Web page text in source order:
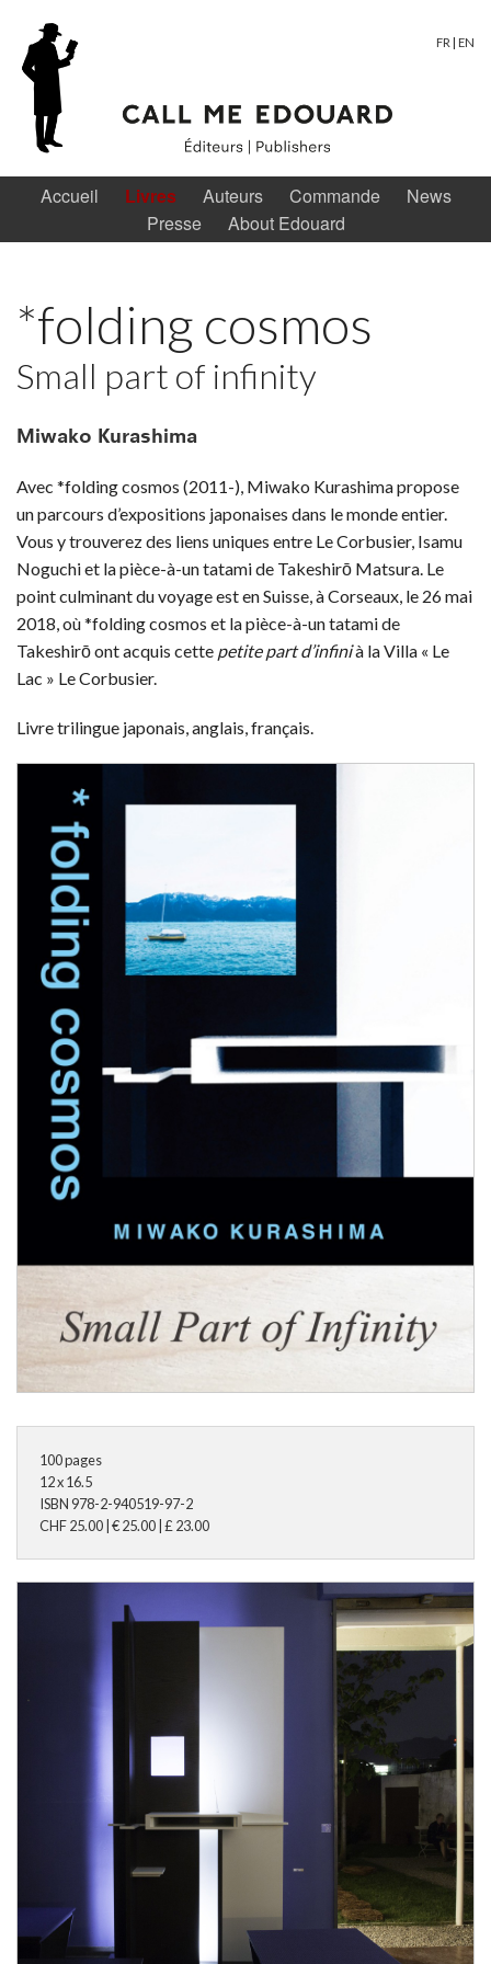
FR | EN
Accueil Livres Auteurs Commande
News
Presse
About Edouard
*folding cosmos
Small part of infinity
Miwako Kurashima
Avec *folding cosmos (2011-), Miwako Kurashima propose
un parcours d’expositions japonaises dans le monde entier.
Vous y trouverez des liens uniques entre Le Corbusier, Isamu
Noguchi et la pièce-à-un tatami de Takeshirō Matsura. Le
point culminant du voyage est en Suisse, à Corseaux, le 26 mai
2018, où *folding cosmos et la pièce-à-un tatami de
Takeshirō ont acquis cette petite part d’infinià la Villa « Le
Lac » Le Corbusier.
Livre trilingue japonais, anglais, français.
100pages
12 x 16.5
ISBN 978-2-940519-97-2
CHF25.00|€25.00|£ 23.00